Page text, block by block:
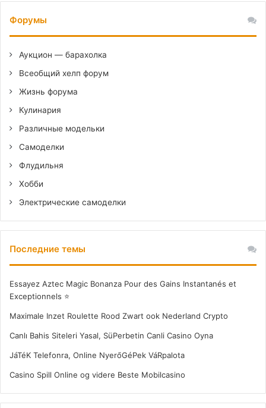
Форумы
Аукцион — барахолка
Всеобщий хелп форум
Жизнь форума
Кулинария
Различные модельки
Самоделки
Флудильня
Хобби
Электрические самоделки
Последние темы
Essayez Aztec Magic Bonanza Pour des Gains Instantanés et
Exceptionnels ⭐
Maximale Inzet Roulette Rood Zwart ook Nederland Crypto
Canlı Bahis Siteleri Yasal, SüPerbetin Canli Casino Oyna
JáTéK Telefonra, Online NyerőGéPek VáRpalota
Casino Spill Online og videre Beste Mobilcasino